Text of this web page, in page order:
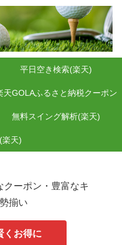
平日空き検索(楽天)
天GOLAふるさと納税クーポン
無料スイング解析(楽天)
楽天)
ーポン・豊富なキ
揃い
くお得に